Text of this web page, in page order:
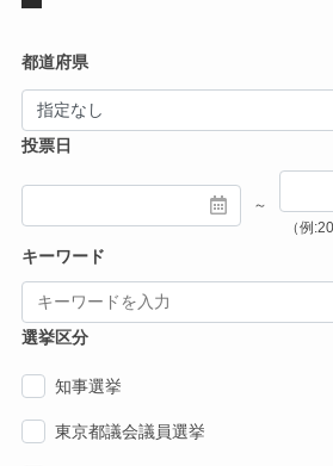
都道府県
投票日
～
（例
キーワード
選挙区分
知事選挙
東京都議会議員選挙